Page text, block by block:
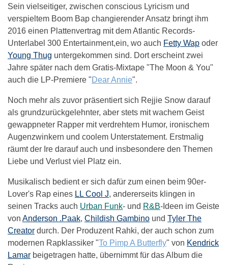
Sein vielseitiger, zwischen conscious Lyricism und
verspieltem Boom Bap changierender Ansatz bringt ihm
2016 einen Plattenvertrag mit dem Atlantic Records-
Unterlabel 300 Entertainment,ein, wo auch Fetty Wap oder
Young Thug untergekommen sind. Dort erscheint zwei
Jahre später nach dem Gratis-Mixtape "The Moon & You"
auch die LP-Premiere "Dear Annie".
Noch mehr als zuvor präsentiert sich Rejjie Snow darauf
als grundzurückgelehnter, aber stets mit wachem Geist
gewappneter Rapper mit verdrehtem Humor, ironischem
Augenzwinkern und coolem Unterstatement. Erstmalig
räumt der Ire darauf auch und insbesondere den Themen
Liebe und Verlust viel Platz ein.
Musikalisch bedient er sich dafür zum einen beim 90er-
Lover's Rap eines LL Cool J, andererseits klingen in
seinen Tracks auch Urban Funk- und R&B-Ideen im Geiste
von Anderson .Paak, Childish Gambino und Tyler The
Creator durch. Der Produzent Rahki, der auch schon zum
modernen Rapklassiker "To Pimp A Butterfly" von Kendrick
Lamar beigetragen hatte, übernimmt für das Album die